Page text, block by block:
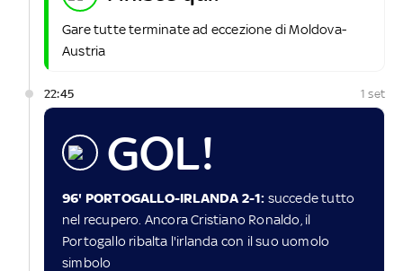
Gare tutte terminate ad eccezione di Moldova-
Austria
22:45 1 set
GOL!
96' PORTOGALLO-IRLANDA 2-1: succede tutto
nel recupero. Ancora Cristiano Ronaldo, il
Portogallo ribalta l'irlanda con il suo uomolo
simbolo